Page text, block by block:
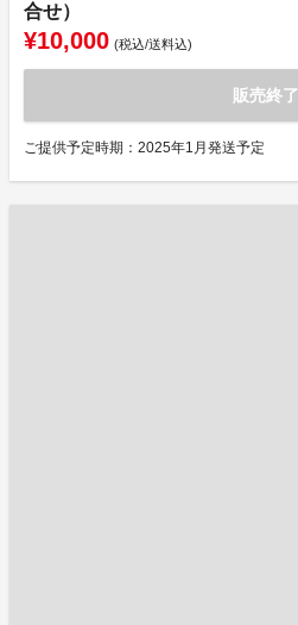
合せ）
¥10,000 (税込/送料込)
販売終了
ご提供予定時期：2025年1月発送予定